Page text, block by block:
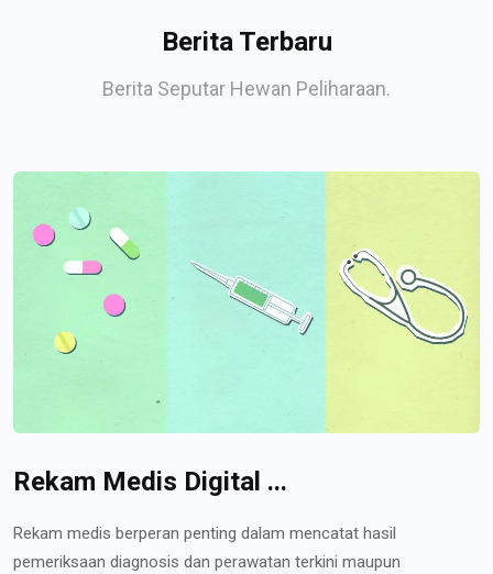
Berita Terbaru
Berita Seputar Hewan Peliharaan.
Rekam Medis Digital ...
Rekam medis berperan penting dalam mencatat hasil
pemeriksaan diagnosis dan perawatan terkini maupun